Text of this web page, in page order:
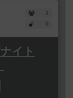
1
0
イト